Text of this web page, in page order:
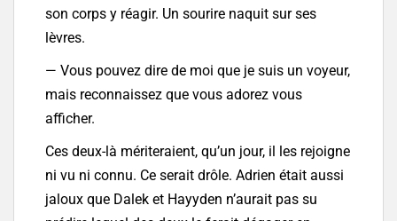
son corps y réagir. Un sourire naquit sur ses
lèvres.
— Vous pouvez dire de moi que je suis un voyeur,
mais reconnaissez que vous adorez vous
afficher.
Ces deux-là mériteraient, qu’un jour, il les rejoigne
ni vu ni connu. Ce serait drôle. Adrien était aussi
jaloux que Dalek et Hayyden n’aurait pas su